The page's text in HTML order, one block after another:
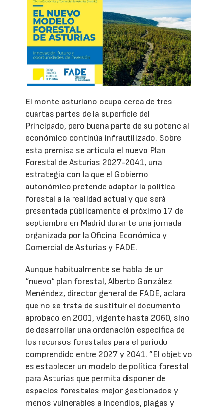
El monte asturiano ocupa cerca de tres
cuartas partes de la superficie del
Principado, pero buena parte de su potencial
económico continúa infrautilizado. Sobre
esta premisa se articula el nuevo Plan
Forestal de Asturias 2027-2041, una
estrategia con la que el Gobierno
autonómico pretende adaptar la política
forestal a la realidad actual y que será
presentada públicamente el próximo 17 de
septiembre en Madrid durante una jornada
organizada por la Oficina Económica y
Comercial de Asturias y FADE.
Aunque habitualmente se habla de un
“nuevo“ plan forestal, Alberto González
Menéndez, director general de FADE, aclara
que no se trata de sustituir el documento
aprobado en 2001, vigente hasta 2060, sino
de desarrollar una ordenación específica de
los recursos forestales para el periodo
comprendido entre 2027 y 2041. ”El objetivo
es establecer un modelo de política forestal
para Asturias que permita disponer de
espacios forestales mejor gestionados y
menos vulnerables a incendios, plagas y